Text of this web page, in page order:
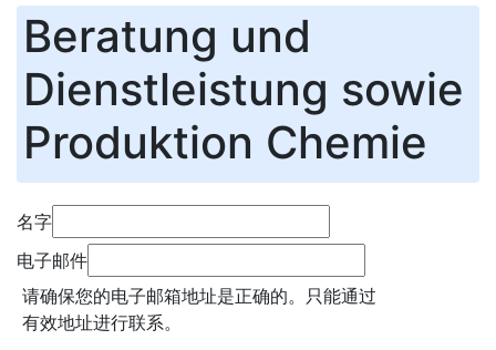
Beratung und
Dienstleistung sowie
Produktion Chemie
名字
电子邮件
请确保您的电子邮箱地址是正确的。只能通过
有效地址进行联系。